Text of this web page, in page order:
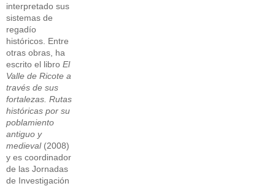
interpretado sus
sistemas de
regadío
históricos. Entre
otras obras, ha
escrito el libro El
Valle de Ricote a
través de sus
fortalezas. Rutas
históricas por su
poblamiento
antiguo y
medieval(2008)
y es coordinador
de las Jornadas
de Investigación